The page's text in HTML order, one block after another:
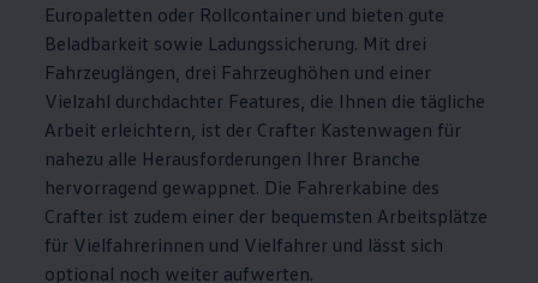
Europaletten oder Rollcontainer und bieten gute
Beladbarkeit sowie Ladungssicherung. Mit drei
Fahrzeuglängen, drei Fahrzeughöhen und einer
Vielzahl durchdachter Features, die Ihnen die tägliche
Arbeit erleichtern, ist der Crafter Kastenwagen für
nahezu alle Herausforderungen Ihrer Branche
hervorragend gewappnet. Die Fahrerkabine des
Crafter ist zudem einer der bequemsten Arbeitsplätze
für Vielfahrerinnen und Vielfahrer und lässt sich
optional noch weiter aufwerten.